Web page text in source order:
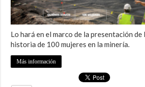
Lo hará en el marco de la presentación
historia de 100 mujeres en la minería.
Más información